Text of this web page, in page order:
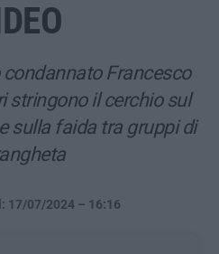
Francesco
stringono il cerchio sul
sulla faida tra gruppi di
17/07/2024 – 16:16